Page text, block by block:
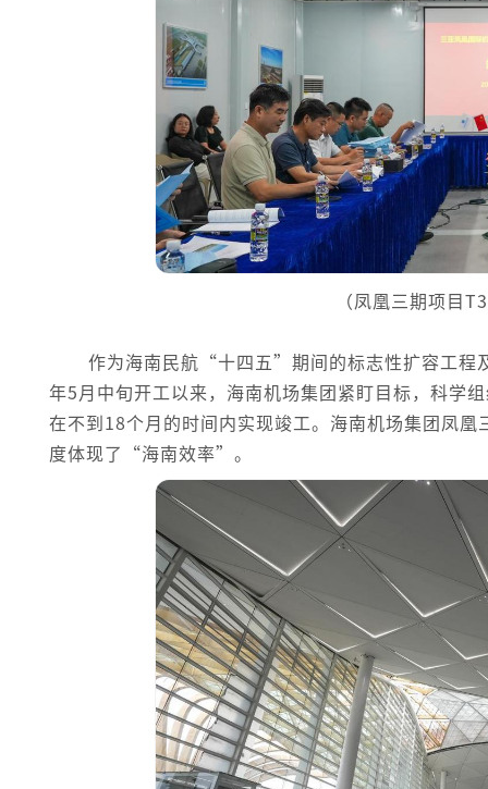
（凤凰三期项目
作为海南民航“十四五”期间的标志性扩容工程
年5月中旬开工以来，海南机场集团紧盯目标，科学
在不到18个月的时间内实现竣工。海南机场集团凤
度体现了“海南效率”。